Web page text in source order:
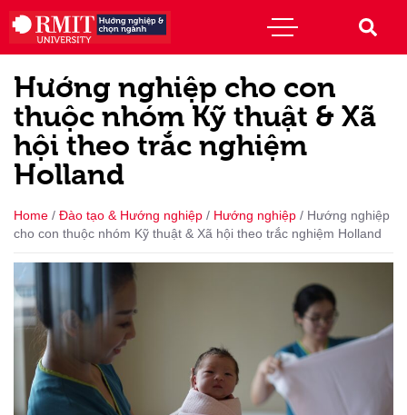
Hướng nghiệp cho con
thuộc nhóm Kỹ thuật & Xã
hội theo trắc nghiệm
Holland
Home / Đào tạo & Hướng nghiệp / Hướng nghiệp / Hướng nghiệp
cho con thuộc nhóm Kỹ thuật & Xã hội theo trắc nghiệm Holland